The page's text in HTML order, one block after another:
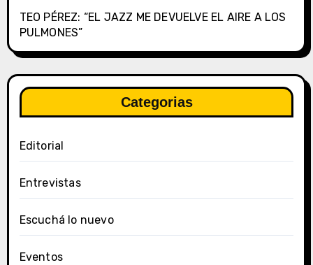
TEO PÉREZ: “EL JAZZ ME DEVUELVE EL AIRE A LOS
PULMONES”
Categorias
Editorial
Entrevistas
Escuchá lo nuevo
Eventos